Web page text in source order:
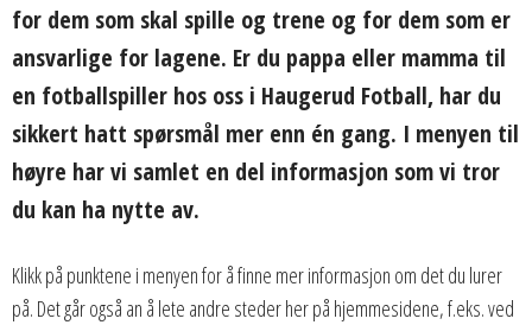
for dem som skal spille og trene og for dem som er
ansvarlige for lagene. Er du pappa eller mamma til
en fotballspiller hos oss i Haugerud Fotball, har du
sikkert hatt spørsmål mer enn én gang. I menyen til
høyre har vi samlet en del informasjon som vi tror
du kan ha nytte av.
Klikk på punktene i menyen for å finne mer informasjon om det du lurer
på. Det går også an å lete andre steder her på hjemmesidene, f.eks. ved